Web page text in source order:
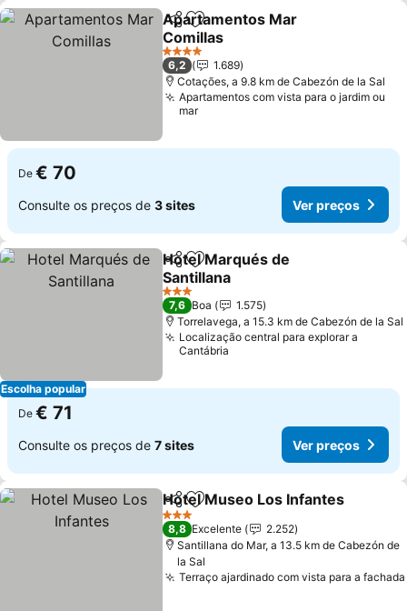
PartilharAdicionar aos favoritos
Apartamentos Mar
Comillas
4 Estrelas
6,2
1.689
Cotações, a 9.8 km de Cabezón de la Sal
Apartamentos com vista para o jardim ou
mar
De € 70
Consulte os preços de 3 sites Ver preços
Escolha popular
PartilharAdicionar aos favoritos
Hotel Marqués de
Santillana
3 Estrelas
7,6 Boa
1.575
Torrelavega, a 15.3 km de Cabezón de la Sal
Localização central para explorar a
Cantábria
De € 71
Consulte os preços de 7 sites Ver preços
PartilharAdicionar aos favoritos
Hotel Museo Los Infantes
3 Estrelas
8,8 Excelente
2.252
Santillana do Mar, a 13.5 km de Cabezón de
la Sal
Terraço ajardinado com vista para a fachada